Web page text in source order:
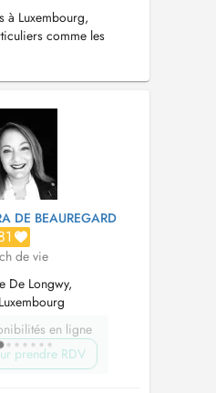
à Luxembourg,
comme les
développement, vers
et le mieux-être.
parcours s'est ensuite
à la psychologi...
DE BEAUREGARD
de vie
De Longwy,
en ligne
prendre RDV